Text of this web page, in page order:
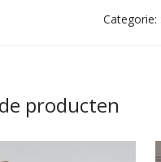
Categorie:
producten